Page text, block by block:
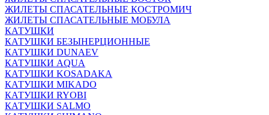
ЖИЛЕТЫ СПАСАТЕЛЬНЫЕ КОСТРОМИЧ
ЖИЛЕТЫ СПАСАТЕЛЬНЫЕ МОБУЛА
КАТУШКИ
КАТУШКИ БЕЗЫНЕРЦИОННЫЕ
КАТУШКИ DUNAEV
КАТУШКИ AQUA
КАТУШКИ KOSADAKA
КАТУШКИ MIKADO
КАТУШКИ RYOBI
КАТУШКИ SALMO